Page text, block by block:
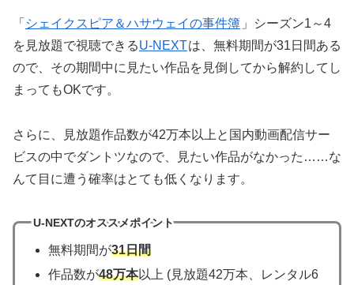
「 シェイクスピア＆ハサウェイの事件簿 」シーズン1～4
を見放題で視聴できるU-NEXTは、無料期間が31日間ある
ので、その期間中に見たい作品を見倒してから解約してし
まってもOKです。
さらに、見放題作品数が42万本以上と国内動画配信サー
ビスの中でダントツなので、見たい作品がなかった……な
んて目に遭う確率はとても低くなります。
U-NEXTのオススメポイント
無料期間が31日間
作品数が48万本以上 (見放題42万本、レンタル6